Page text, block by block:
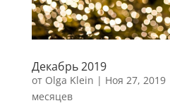
Декабрь 2019
от Olga Klein | Ноя 27, 2019
месяцев